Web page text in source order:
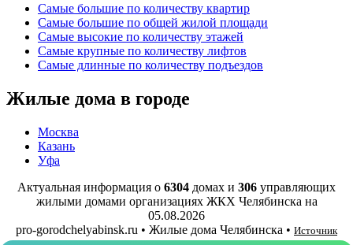
Самые большие по количеству квартир
Самые большие по общей жилой площади
Самые высокие по количеству этажей
Самые крупные по количеству лифтов
Самые длинные по количеству подъездов
Жилые дома в городе
Москва
Казань
Уфа
Актуальная информация о 6304 домах и 306 управляющих
жилыми домами организациях ЖКХ Челябинска на
05.08.2026
pro-gorodchelyabinsk.ru • Жилые дома Челябинска • Источник